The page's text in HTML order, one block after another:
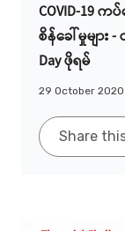
COVID-19
စိန်ခေါ်မှုမျာ
Day ဖိုရမ်
29 October 2020
Share